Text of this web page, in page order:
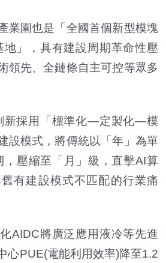
業園也是「全國首個新型模塊
」，具有建設周期革命性壓
領先、全鏈條自主可控等眾多
新採用「標準化—定製化—模
設模式，將傳統以「年」為單
，壓縮至「月」級，直擊AI算
有建設模式不匹配的行業痛
AIDC將廣泛應用液冷等先進
心PUE(電能利用效率)降至1.2